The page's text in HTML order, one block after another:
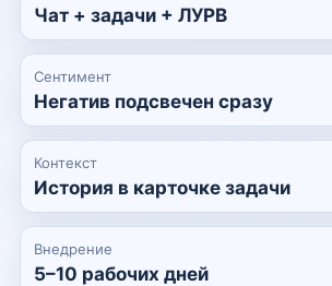
Чат + задачи + ЛУРВ
Сентимент
Негатив подсвечен сразу
Контекст
История в карточке задачи
Внедрение
5–10 рабочих дней